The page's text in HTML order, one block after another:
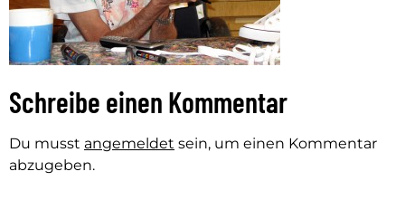
Schreibe einen Kommentar
Du musst angemeldet sein, um einen Kommentar
abzugeben.